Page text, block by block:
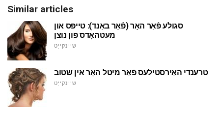
Similar articles
סגולע פֿאַר האָר (פֿאַר באַנד): טייפּס און
מעטהאָדס פון נוצן
שיינקייַט
טרענדי האַירסטילעס פֿאַר מיטל האָר אין שטוב
שיינקייַט